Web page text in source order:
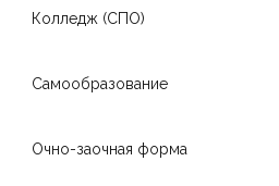
Колледж (СПО)
Самообразование
Очно-заочная форма